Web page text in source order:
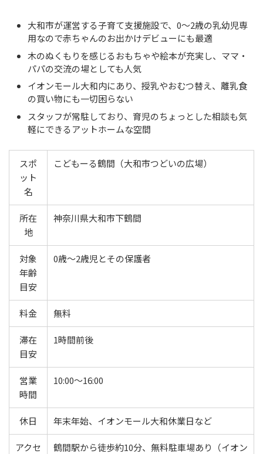
大和市が運営する子育て支援施設で、0〜2歳の乳幼児専
用なので赤ちゃんのお出かけデビューにも最適
木のぬくもりを感じるおもちゃや絵本が充実し、ママ・
パパの交流の場としても人気
イオンモール大和内にあり、授乳やおむつ替え、離乳食
の買い物にも一切困らない
スタッフが常駐しており、育児のちょっとした相談も気
軽にできるアットホームな空間
スポ
ット
名
こどもーる鶴間（大和市つどいの広場）
所在
地
神奈川県大和市下鶴間
対象
年齢
目安
0歳〜2歳児とその保護者
料金 無料
滞在
目安
1時間前後
営業
時間
10:00〜16:00
休日 年末年始、イオンモール大和休業日など
アクセ
鶴間駅から徒歩約10分、無料駐車場あり（イオン